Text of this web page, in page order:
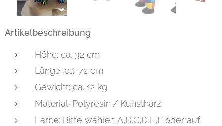
Artikelbeschreibung
Höhe: ca. 32 cm
Länge: ca. 72 cm
Gewicht: ca. 12 kg
Material: Polyresin / Kunstharz
Farbe: Bitte wählen A,B,C,D,E,F oder auf